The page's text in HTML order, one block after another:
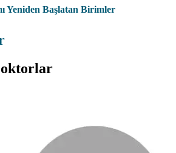
Yeniden Başlatan Birimler